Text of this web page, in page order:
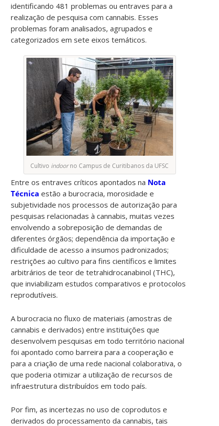
identificando 481 problemas ou entraves para a
realização de pesquisa com cannabis. Esses
problemas foram analisados, agrupados e
categorizados em sete eixos temáticos.
Cultivo indoorno Campus de Curitibanos da UFSC
Entre os entraves críticos apontados na Nota
Técnica estão a burocracia, morosidade e
subjetividade nos processos de autorização para
pesquisas relacionadas à cannabis, muitas vezes
envolvendo a sobreposição de demandas de
diferentes órgãos; dependência da importação e
dificuldade de acesso a insumos padronizados;
restrições ao cultivo para fins científicos e limites
arbitrários de teor de tetrahidrocanabinol (THC),
que inviabilizam estudos comparativos e protocolos
reprodutíveis.
A burocracia no fluxo de materiais (amostras de
cannabis e derivados) entre instituições que
desenvolvem pesquisas em todo território nacional
foi apontado como barreira para a cooperação e
para a criação de uma rede nacional colaborativa, o
que poderia otimizar a utilização de recursos de
infraestrutura distribuídos em todo país.
Por fim, as incertezas no uso de coprodutos e
derivados do processamento da cannabis, tais